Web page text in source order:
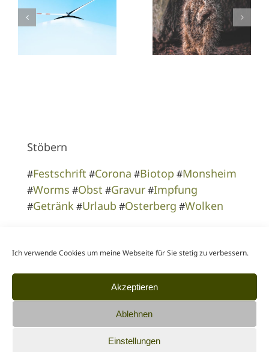
Ich verwende Cookies um meine Webseite für Sie stetig zu verbessern.
Akzeptieren
Ablehnen
Einstellungen
Stöbern
#Festschrift #Corona #Biotop #Monsheim
#Worms #Obst #Gravur#Impfung
#Getränk#Urlaub #Osterberg #Wolken
Themenbereiche
Fotografie
Kundenprojekte
Tipps für Kunden & Kollegen